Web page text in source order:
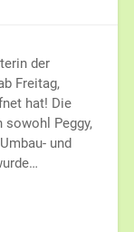
der
Freitag,
hat! Die
sowohl Peggy,
und